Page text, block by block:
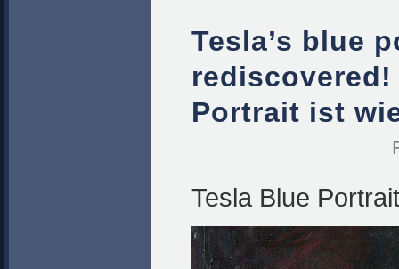
Tesla’s blue
Portrait ist
Tesla Blue